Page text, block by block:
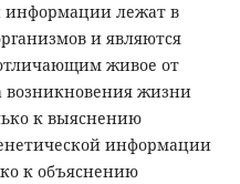
информации лежат в
и являются
живое от
возникновения жизни
к выяснению
информации
к объяснению